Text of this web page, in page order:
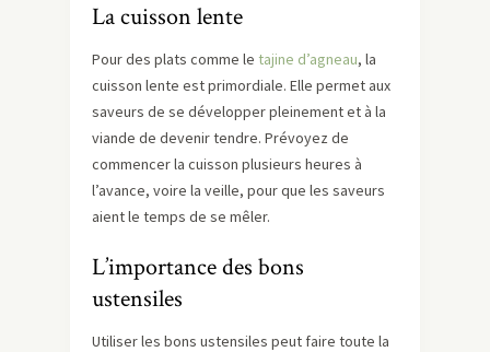
La cuisson lente
Pour des plats comme le tajine d’agneau, la
cuisson lente est primordiale. Elle permet aux
saveurs de se développer pleinement et à la
viande de devenir tendre. Prévoyez de
commencer la cuisson plusieurs heures à
l’avance, voire la veille, pour que les saveurs
aient le temps de se mêler.
L’importance des bons
ustensiles
Utiliser les bons ustensiles peut faire toute la